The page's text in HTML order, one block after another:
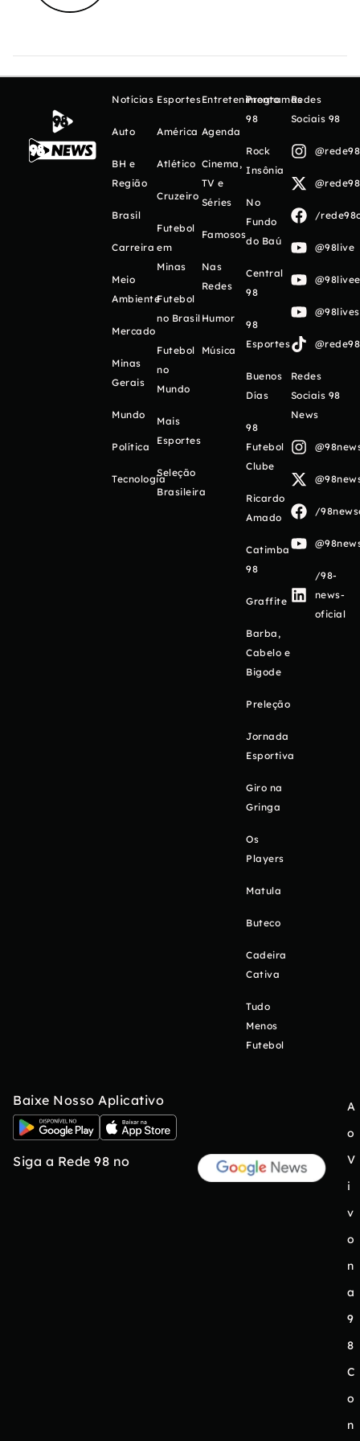
Notícias
Auto
BH e
Região
Brasil
Carreira
Meio
Ambiente
Mercado
Minas
Gerais
Mundo
Política
Tecnologia
Esportes
América
Atlético
Cruzeiro
Futebol
em
Minas
Futebol
no Brasil
Futebol
no
Mundo
Mais
Esportes
Seleção
Brasileira
Entretenimento
Agenda
Cinema,
TV e
Séries
Famosos
Nas
Redes
Humor
Música
Programas
98
Rock
Insônia
No
Fundo
do Baú
Central
98
98
Esportes
Buenos
Días
98
Futebol
Clube
Ricardo
Amado
Catimba
98
Graffite
Barba,
Cabelo e
Bigode
Preleção
Jornada
Esportiva
Giro na
Gringa
Os
Players
Matula
Buteco
Cadeira
Cativa
Tudo
Menos
Futebol
Redes
Sociais 98
/
@98live
Redes
Sociais 98
News
/
/98-
news-
oficial
Baixe Nosso Aplicativo
Siga a Rede 98 no
A
o
V
i
v
o
n
a
9
8
C
o
n